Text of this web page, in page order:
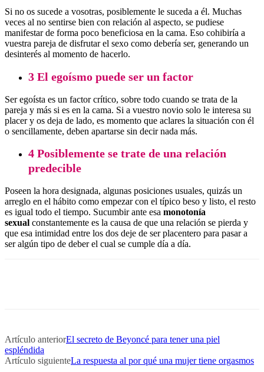
Si no os sucede a vosotras, posiblemente le suceda a él. Muchas
veces al no sentirse bien con relación al aspecto, se pudiese
manifestar de forma poco beneficiosa en la cama. Eso cohibiría a
vuestra pareja de disfrutar el sexo como debería ser, generando un
desinterés al momento de hacerlo.
3 El egoísmo puede ser un factor
Ser egoísta es un factor crítico, sobre todo cuando se trata de la
pareja y más si es en la cama. Si a vuestro novio solo le interesa su
placer y os deja de lado, es momento que aclares la situación con él
o sencillamente, deben apartarse sin decir nada más.
4 Posiblemente se trate de una relación
predecible
Poseen la hora designada, algunas posiciones usuales, quizás un
arreglo en el hábito como empezar con el típico beso y listo, el resto
es igual todo el tiempo. Sucumbir ante esa monotonía
sexual constantemente es la causa de que una relación se pierda y
que esa intimidad entre los dos deje de ser placentero para pasar a
ser algún tipo de deber el cual se cumple día a día.
Artículo anteriorEl secreto de Beyoncé para tener una piel
espléndida
Artículo siguienteLa respuesta al por qué una mujer tiene orgasmos